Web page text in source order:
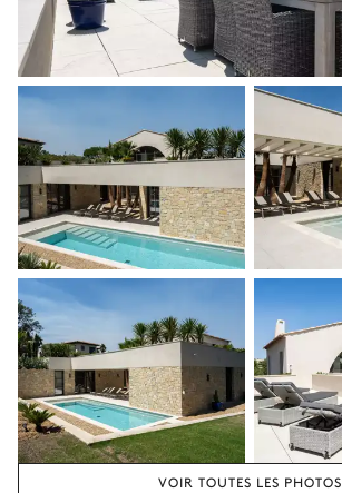
VOIR TOUTES LES PHOTOS